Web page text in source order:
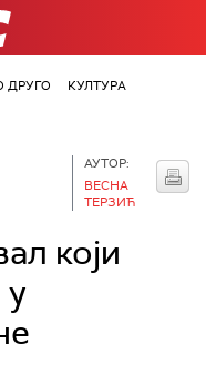
ДРУГО
КУЛТУРА
АУТОР:
ВЕСНА
ТЕРЗИЋ
који